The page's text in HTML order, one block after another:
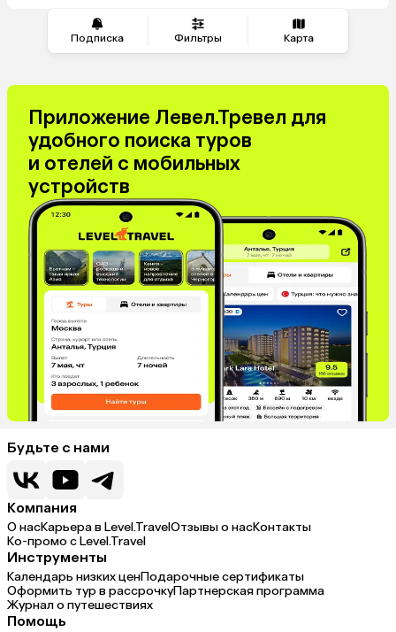
Подписка Фильтры Карта
Сербия
Кипр
Малайзия
Южная Корея
Израиль
Гонконг
Венесуэла
Саудовская Аравия
Бахрейн
Куба
Греция
Италия
Испания
Венгрия
Болгария
Приложение Левел.Тревел для
удобного поиска туров
и отелей с мобильных
устройств
Будьте с нами
Компания
О насКарьера в Level.TravelОтзывы о насКонтакты
Ко-промо с Level.Travel
Инструменты
Календарь низких ценПодарочные сертификаты
Оформить тур в рассрочкуПартнерская программа
Журнал о путешествиях
Помощь